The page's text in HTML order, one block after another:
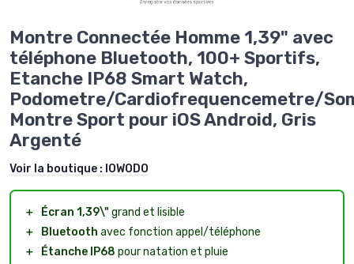
Montre Connectée Homme 1,39" avec
téléphone Bluetooth, 100+ Sportifs,
Etanche IP68 Smart Watch,
Podometre/Cardiofrequencemetre/
Montre Sport pour iOS Android, Gris
Argenté
Voir la boutique : IOWODO
＋ Écran 1,39\" grand et lisible
＋
Bluetooth avec fonction appel/téléphone
＋
Étanche IP68 pour natation et pluie